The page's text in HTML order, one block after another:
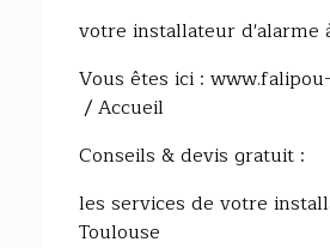
votre installateur d'alarme
Vous êtes ici :
/ Accueil
Conseils & devis gratuit :
les services de votre
Toulouse